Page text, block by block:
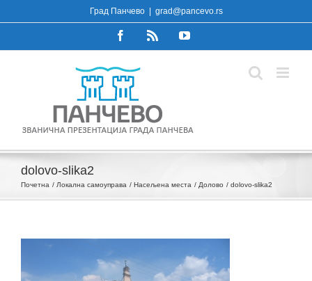
to
Град Панчево grad@pancevo.rs
FacebookRss YouTube
dolovo-slika2
Почетна Локална самоуправа Насељена места Долово dolovo-slika2